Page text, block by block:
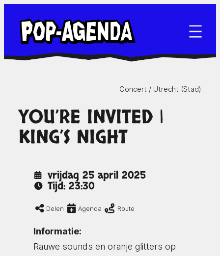
naar
inhoud
Concert / Utrecht (Stad)
YOU’RE INVITED |
KING’S NIGHT
vrijdag 25 april 2025
Tijd: 23:30
Delen Agenda Route
Informatie:
Rauwe sounds en oranje glitters op